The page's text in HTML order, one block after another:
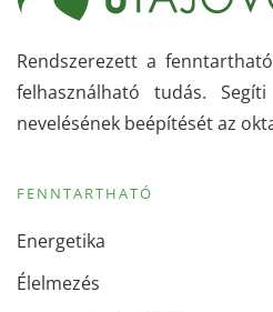
Rendszerezett a
felhasználható tudás.
nevelésének beépítését az
FENNTARTHATÓ
Energetika
Élelmezés